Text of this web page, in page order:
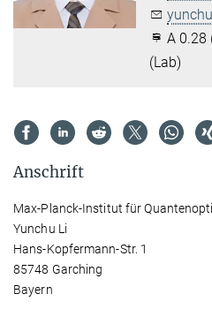
A 0.28
(Lab)
Anschrift
Max-Planck-Institut für
Yunchu Li
Hans-Kopfermann-Str. 1
85748 Garching
Bayern